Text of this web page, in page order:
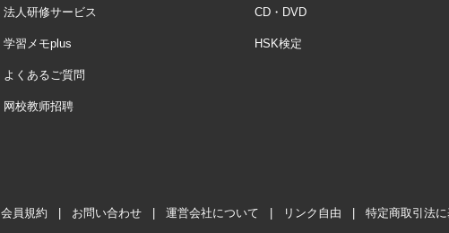
法人研修サービス
学習メモplus
よくあるご質問
网校教师招聘
CD・DVD
HSK検定
会員規約 お問い合わせ 運営会社について リンク自由 特定商取引法